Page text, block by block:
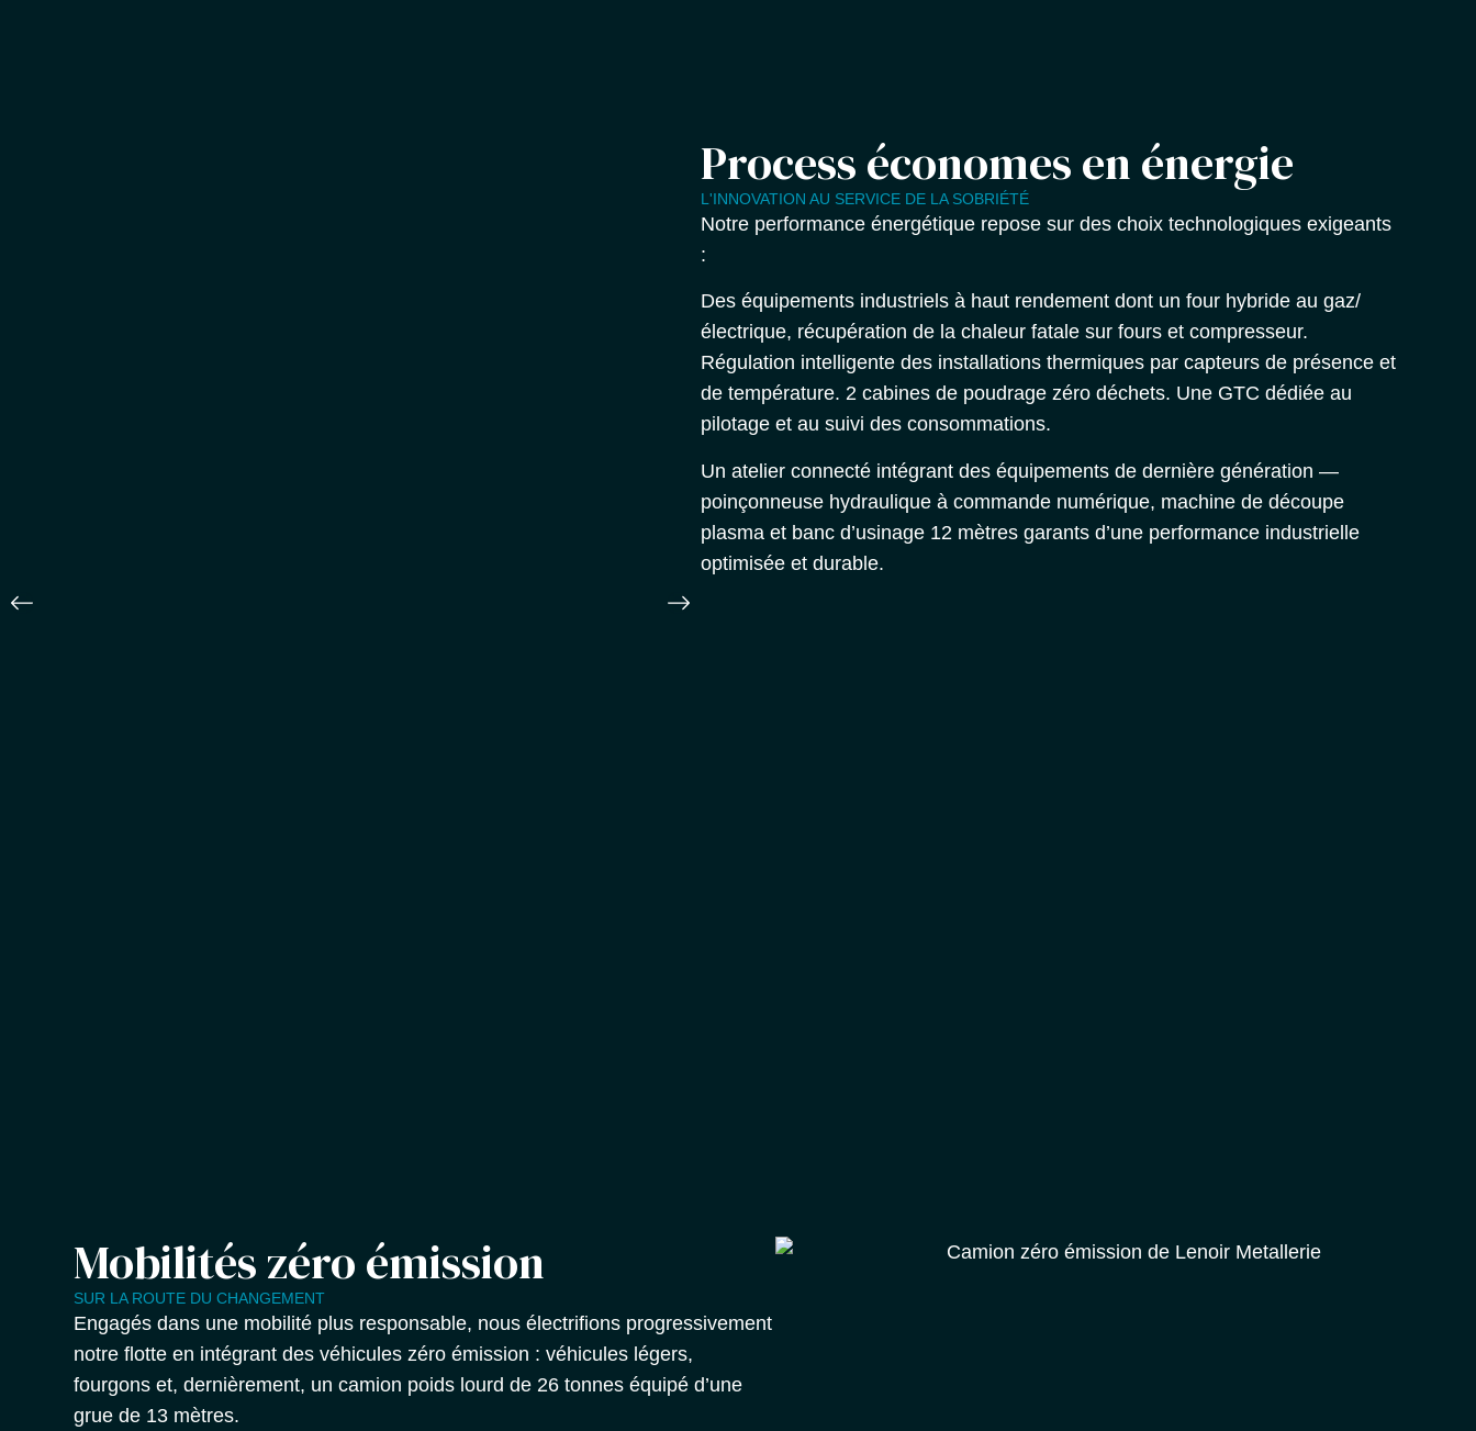
Process économes en énergie
L'INNOVATION AU SERVICE DE LA SOBRIÉTÉ
Notre performance énergétique repose sur des choix technologiques exigeants
:
Des équipements industriels à haut rendement dont unfour hybride au gaz/
électrique, récupération de la chaleur fatale sur fours et compresseur.
Régulation intelligente des installations thermiques par capteurs de présence et
de température. 2 cabines de poudrage zéro déchets. Une GTC dédiée au
pilotage et au suivi des consommations.
Un atelier connecté intégrant des équipements de dernière génération —
poinçonneuse hydraulique à commande numérique, machine de découpe
plasma et banc d’usinage 12 mètres garants d’une performance industrielle
optimisée et durable.
Mobilités zéro émission
SUR LA ROUTE DU CHANGEMENT
Engagés dans une mobilité plus responsable, nous électrifions progressivement
notre flotte en intégrant des véhicules zéro émission : véhicules légers,
fourgons et, dernièrement, un camion poids lourd de 26 tonnes équipé d’une
grue de 13 mètres.